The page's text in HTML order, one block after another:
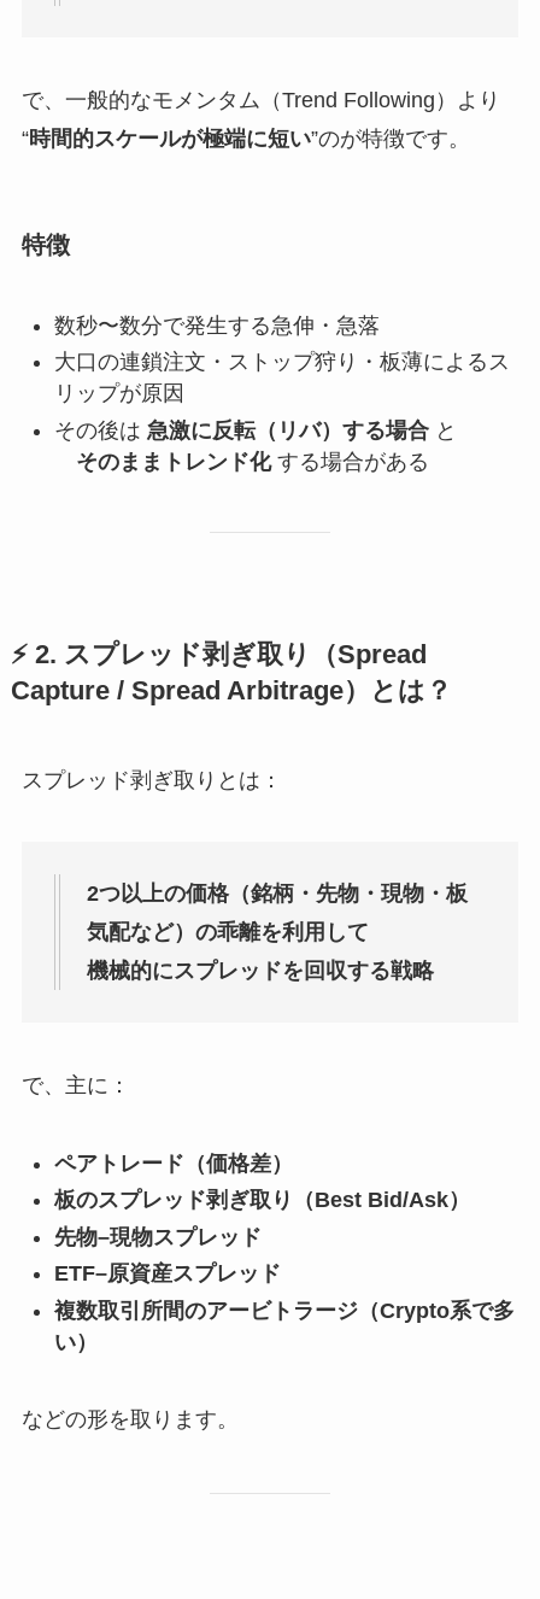
で、一般的なモメンタム（Trend Following）より
“時間的スケールが極端に短い”のが特徴です。
特徴
数秒〜数分で発生する急伸・急落
大口の連鎖注文・ストップ狩り・板薄によるス
リップが原因
その後は 急激に反転（リバ）する場合と
そのままトレンド化する場合がある
⚡ 2. スプレッド剥ぎ取り（Spread
Capture / Spread Arbitrage）とは？
スプレッド剥ぎ取りとは：
2つ以上の価格（銘柄・先物・現物・板
気配など）の乖離を利用して
機械的にスプレッドを回収する戦略
で、主に：
ペアトレード（価格差）
板のスプレッド剥ぎ取り（Best Bid/Ask）
先物–現物スプレッド
ETF–原資産スプレッド
複数取引所間のアービトラージ（Crypto系で多
い）
などの形を取ります。